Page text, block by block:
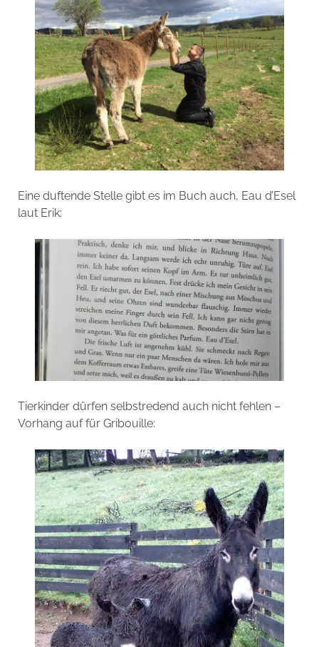
Eine duftende Stelle gibt es im Buch auch, Eau d’Esel
laut Erik:
Tierkinder dürfen selbstredend auch nicht fehlen –
Vorhang auf für Gribouille: